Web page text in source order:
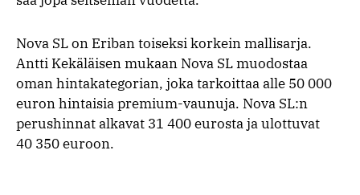
Nova SL on Eriban toiseksi korkein mallisarja.
Antti Kekäläisen mukaan Nova SL muodostaa
oman hintakategorian, joka tarkoittaa alle 50 000
euron hintaisia premium-vaunuja. Nova SL:n
perushinnat alkavat 31 400 eurosta ja ulottuvat
40 350 euroon.